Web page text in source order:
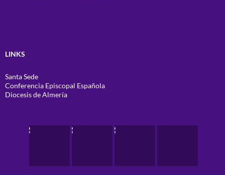
LINKS
Santa Sede
Conferencia Episcopal Española
Diocesis de Almería